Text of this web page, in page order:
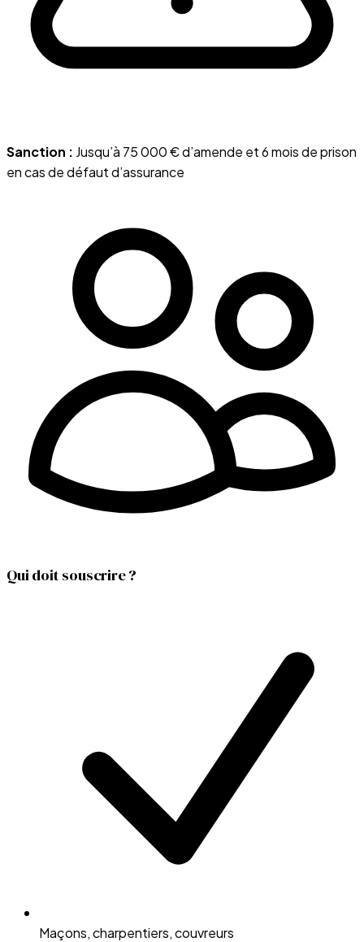
Sanction : Jusqu’à 75 000 € d’amende et 6 mois de prison
en cas de défaut d’assurance
Qui doit souscrire ?
Maçons, charpentiers, couvreurs